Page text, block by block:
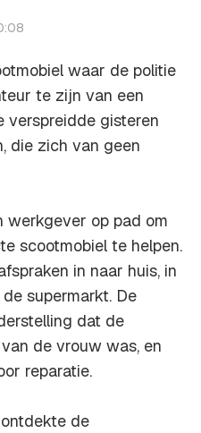
waar de politie
te zijn van een
verspreidde gisteren
die zich van geen
werkgever op pad om
scootmobiel te helpen.
in naar huis, in
supermarkt. De
dat de
de vrouw was, en
reparatie.
de